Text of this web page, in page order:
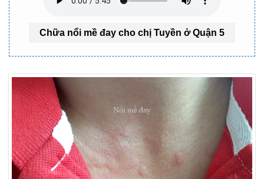
Chữa nổi mề đay cho chị Tuyền ở Quận 5